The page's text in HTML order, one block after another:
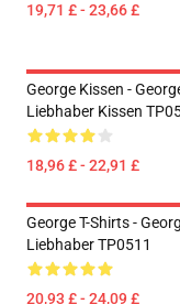
19,71 £ - 23,66 £
George Kissen -
Liebhaber Kissen
18,96 £ - 22,91 £
George T-Shirts -
Liebhaber TP0511
20,93 £ - 24,09 £